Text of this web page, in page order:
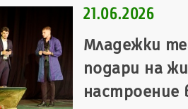
21.06.2026
Младежки
подари на
настроение